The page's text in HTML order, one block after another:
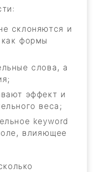
склоняются и
формы
слова, а
эффект и
веса;
keyword
влияющее